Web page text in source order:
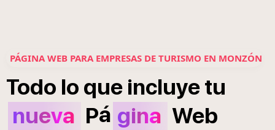
PÁGINA WEB PARA EMPRESAS DE TURISMO EN MONZÓN
Todo lo que incluyetu
nueva Pá gina Web